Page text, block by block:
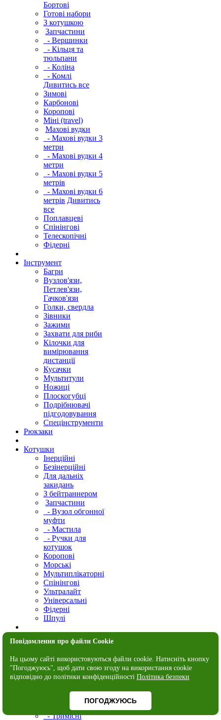
Бортові
Готові набори
З котушкою
Запчастини
- Вершинки
- Кільця та
тюльпани
- Коліна
- Комлі
Дивитись все
Зимові
Карбонові
Коропові
Міні (travel)
Махові вудки
- Махові вудки 3
метри
- Махові вудки 4
метри
- Махові вудки 5
метрів
- Махові вудки 6
метрів Дивитись
все
Поплавцеві
Спінінгові
Телескопічні
Фідерні
Інструмент
Багри
Вузлов'язи,
Петлев'язи,
Гачков'язи
Голки, свердла
Зівники
Зажими
Захвати для риби
Кілочки для
вимірювання
дистанції
Кусачки
Мультитули
Ножиці
Плоскогубці
Подрібнювачі
підгодовування
Спецінструменти
Рюкзаки
Котушки
Інерційні
Безінерційні
Для дальніх
закидань
З бейтраннером
Запчастини
- Вузол обгонної
муфти
- Мастила
- Ручки для
котушок
Коропові
Морські
Мультиплікаторні
Спінінгові
Ультралайт
Універсальні
Фідерні
Шпулі
Запчастини
Мачете
Набори для
пікніка
- Одномісні
- Двомісні
- Тримісні
Повідомлення про файли Cookie
На цьому сайті використовуються файли cookie. Натисніть кнопку
"Погоджуюсь", щоб дати свою згоду на використання cookie
відповідно до політики конфіденційності Політика безпеки
ПОГОДЖУЮСЬ